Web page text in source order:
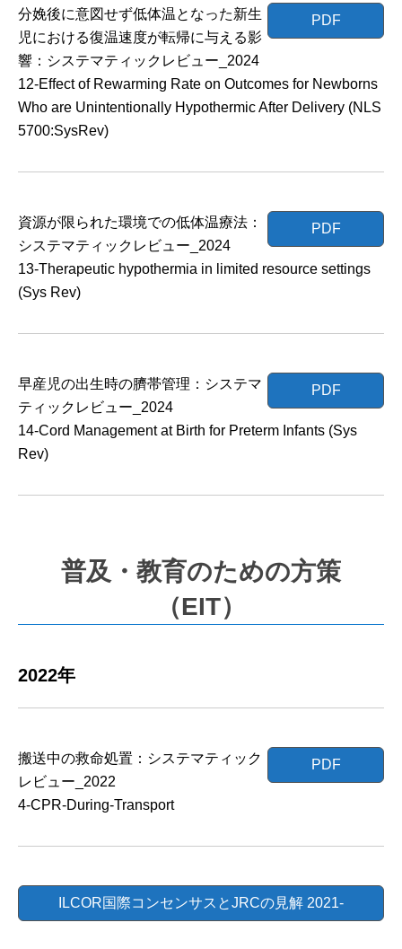
PDF
分娩後に意図せず低体温となった新生
児における復温速度が転帰に与える影
響：システマティックレビュー_2024
12-Effect of Rewarming Rate on Outcomes for Newborns
Who are Unintentionally Hypothermic After Delivery (NLS
5700:SysRev)
PDF
資源が限られた環境での低体温療法：
システマティックレビュー_2024
13-Therapeutic hypothermia in limited resource settings
(Sys Rev)
PDF
早産児の出生時の臍帯管理：システマ
ティックレビュー_2024
14-Cord Management at Birth for Preterm Infants (Sys
Rev)
普及・教育のための方策
（EIT）
2022年
PDF
搬送中の救命処置：システマティック
レビュー_2022
4-CPR-During-Transport
ILCOR国際コンセンサスとJRCの見解 2021-